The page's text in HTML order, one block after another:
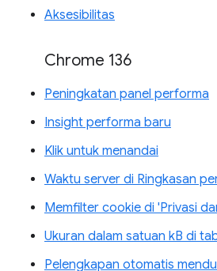
Aksesibilitas
Chrome 136
Peningkatan panel performa
Insight performa baru
Klik untuk menandai
Waktu server di Ringkasan
Memfilter cookie di 'Privasi
Ukuran dalam satuan kB di
Pelengkapan otomatis